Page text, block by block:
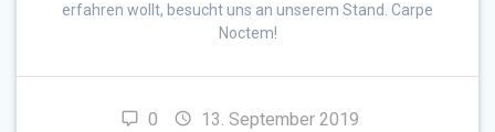
erfahren wollt, besucht uns an unserem Stand. Carpe
Noctem!
0 13. September 2019